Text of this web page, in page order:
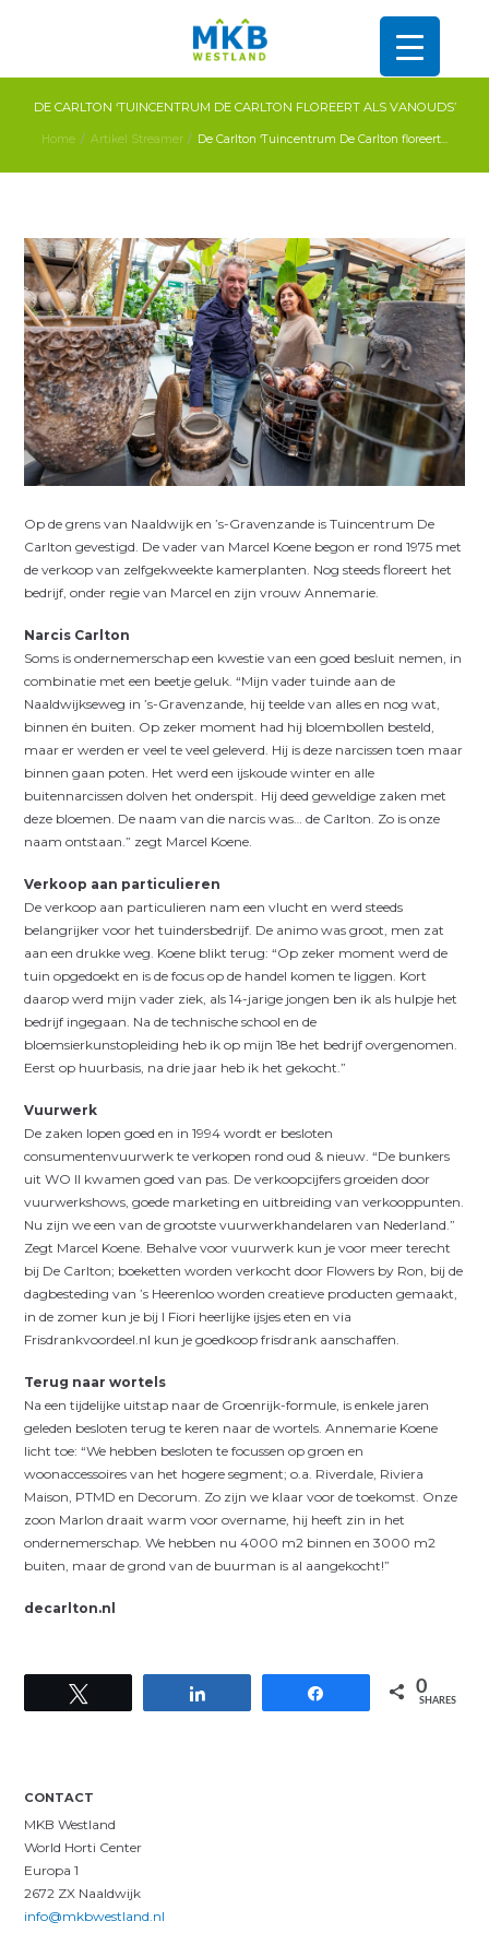
DE CARLTON ‘TUINCENTRUM DE CARLTON FLOREERT ALS VANOUDS’
Home Artikel Streamer De Carlton ‘Tuincentrum De Carlton floreert...
Op de grens van Naaldwijk en ’s-Gravenzande is Tuincentrum De
Carlton gevestigd. De vader van Marcel Koene begon er rond 1975 met
de verkoop van zelfgekweekte kamerplanten. Nog steeds floreert het
bedrijf, onder regie van Marcel en zijn vrouw Annemarie.
Narcis Carlton
Soms is ondernemerschap een kwestie van een goed besluit nemen, in
combinatie met een beetje geluk. “Mijn vader tuinde aan de
Naaldwijkseweg in ’s-Gravenzande, hij teelde van alles en nog wat,
binnen én buiten. Op zeker moment had hij bloembollen besteld,
maar er werden er veel te veel geleverd. Hij is deze narcissen toen maar
binnen gaan poten. Het werd een ijskoude winter en alle
buitennarcissen dolven het onderspit. Hij deed geweldige zaken met
deze bloemen. De naam van die narcis was… de Carlton. Zo is onze
naam ontstaan.” zegt Marcel Koene.
Verkoop aan particulieren
De verkoop aan particulieren nam een vlucht en werd steeds
belangrijker voor het tuindersbedrijf. De animo was groot, men zat
aan een drukke weg. Koene blikt terug: “Op zeker moment werd de
tuin opgedoekt en is de focus op de handel komen te liggen. Kort
daarop werd mijn vader ziek, als 14-jarige jongen ben ik als hulpje het
bedrijf ingegaan. Na de technische school en de
bloemsierkunstopleiding heb ik op mijn 18e het bedrijf overgenomen.
Eerst op huurbasis, na drie jaar heb ik het gekocht.”
Vuurwerk
De zaken lopen goed en in 1994 wordt er besloten
consumentenvuurwerk te verkopen rond oud & nieuw. “De bunkers
uit WO II kwamen goed van pas. De verkoopcijfers groeiden door
vuurwerkshows, goede marketing en uitbreiding van verkooppunten.
Nu zijn we een van de grootste vuurwerkhandelaren van Nederland.”
Zegt Marcel Koene. Behalve voor vuurwerk kun je voor meer terecht
bij De Carlton; boeketten worden verkocht door Flowers by Ron, bij de
dagbesteding van ’s Heerenloo worden creatieve producten gemaakt,
in de zomer kun je bij I Fiori heerlijke ijsjes eten en via
Frisdrankvoordeel.nl kun je goedkoop frisdrank aanschaffen.
Terug naar wortels
Na een tijdelijke uitstap naar de Groenrijk-formule, is enkele jaren
geleden besloten terug te keren naar de wortels. Annemarie Koene
licht toe: “We hebben besloten te focussen op groen en
woonaccessoires van het hogere segment; o.a. Riverdale, Riviera
Maison, PTMD en Decorum. Zo zijn we klaar voor de toekomst. Onze
zoon Marlon draait warm voor overname, hij heeft zin in het
ondernemerschap. We hebben nu 4000 m2 binnen en 3000 m2
buiten, maar de grond van de buurman is al aangekocht!”
decarlton.nl
0
SHARES
CONTACT
MKB Westland
World Horti Center
Europa 1
2672 ZX Naaldwijk
info@mkbwestland.nl